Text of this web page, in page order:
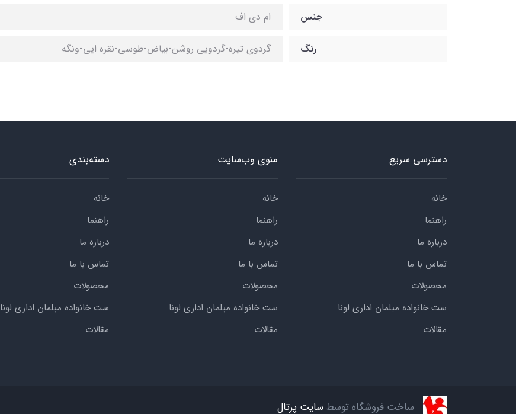
جنس ام دی اف
رنگ گردوی تیره-گردویی روشن-بیاض-طوسی-نقره ایی-ونگه
دسترسی سریع
خانه
راهنما
درباره ما
تماس با ما
محصولات
ست خانواده مبلمان اداری لونا
مقالات
منوی وب‌سایت
خانه
راهنما
درباره ما
تماس با ما
محصولات
ست خانواده مبلمان اداری لونا
مقالات
دسته‌بندی
خانه
راهنما
درباره ما
تماس با ما
محصولات
ست خانواده مبلمان اداری لونا
مقالات
ساخت فروشگاه توسط سایت پرتال